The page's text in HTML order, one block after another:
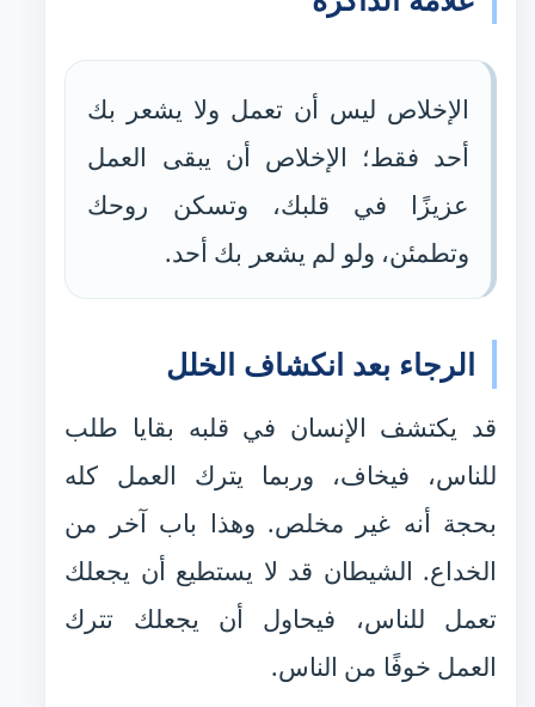
الإخلاص ليس أن تعمل ولا يشعر بك
أحد فقط؛ الإخلاص أن يبقى العمل
عزيزًا في قلبك، وتسكن روحك
وتطمئن، ولو لم يشعر بك أحد.
الرجاء بعد انكشاف الخلل
قد يكتشف الإنسان في قلبه بقايا طلب
للناس، فيخاف، وربما يترك العمل كله
بحجة أنه غير مخلص. وهذا باب آخر من
الخداع. الشيطان قد لا يستطيع أن يجعلك
تعمل للناس، فيحاول أن يجعلك تترك
العمل خوفًا من الناس.